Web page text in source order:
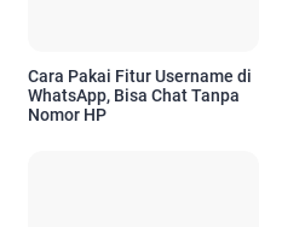
Cara Pakai Fitur Username di
WhatsApp, Bisa Chat Tanpa
Nomor HP